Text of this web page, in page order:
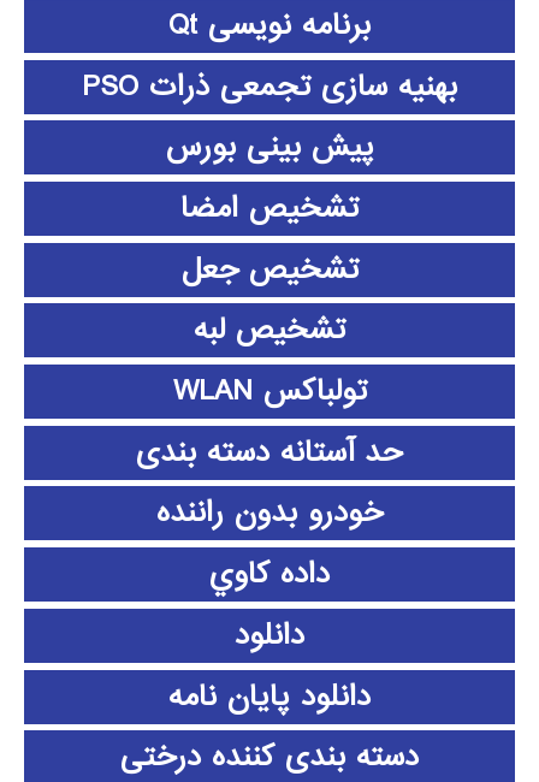
برنامه نویسی Qt
بهنیه سازی تجمعی ذرات PSO
پیش بینی بورس
تشخیص امضا
تشخیص جعل
تشخیص لبه
تولباکس WLAN
حد آستانه دسته بندی
خودرو بدون راننده
داده كاوي
دانلود
دانلود پايان نامه
دسته بندی کننده درختی